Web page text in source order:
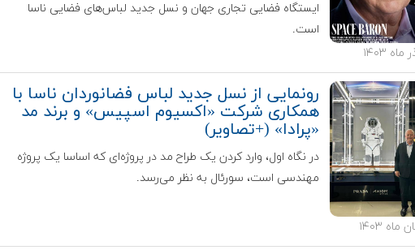
ایستگاه‌ فضایی تجاری جهان و نسل جدید لباس‌های فضایی ناسا
است.
رونمایی از نسل جدید لباس فضانوردان ناسا با
همکاری شرکت «اکسیوم اسپیس» و برند مد
«پرادا» (+تصاویر)
در نگاه اول، وارد کردن یک طراح مد در پروژه‌ای که اساسا یک پروژه
مهندسی است، سورئال به نظر می‌رسد.